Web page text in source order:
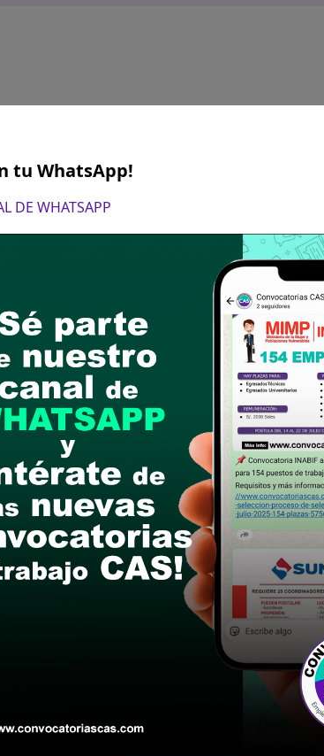
de Curriculum documentado en la
8:30 am hasta las 04:00 pm
bases del concurso público
cumples con los requisitos para el
presentalo en la fechas y por los
conocer cuando se publicará los
tu WhatsApp!
DE WHATSAPP